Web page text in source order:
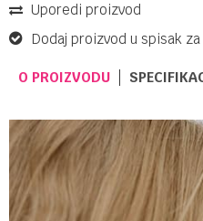
Uporedi proizvod
Dodaj proizvod u spisak
O PROIZVODU